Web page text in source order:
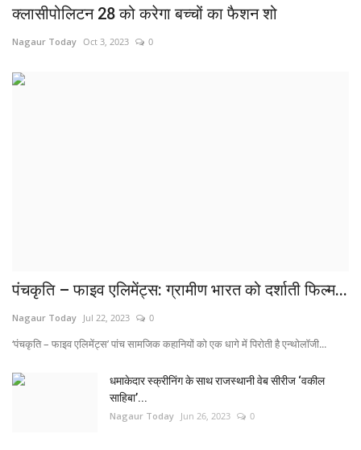
क्लासीपोलिटन 28 को करेगा बच्चों का फैशन शो
Nagaur Today Oct 3, 2023 0
पंचकृति – फाइव एलिमेंट्स: ग्रामीण भारत को दर्शाती फिल्म...
Nagaur Today Jul 22, 2023 0
‘पंचकृति – फाइव एलिमेंट्स’ पांच सामजिक कहानियों को एक धागे में पिरोती है एन्थोलॉजी...
धमाकेदार स्क्रीनिंग के साथ राजस्थानी वेब सीरीज ‘वकील
साहिबा’...
Nagaur Today Jun 26, 2023 0